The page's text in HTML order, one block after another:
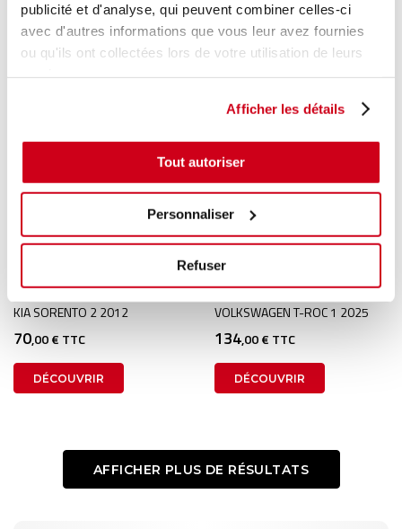
publicité et d'analyse, qui peuvent combiner celles-ci
avec d'autres informations que vous leur avez fournies
ou qu'ils ont collectées lors de votre utilisation de leurs
Afficher les détails
Tout autoriser
Personnaliser
Refuser
DÉCOUVRIR DÉCOUVRIR
Serrure de porte arrière
1 en stock
KIA SORENTO 2 2012
70,00 € TTC
DÉCOUVRIR
Serrure de porte arrière
droite
1 en stock
VOLKSWAGEN T-ROC 1 2025
134,00 € TTC
DÉCOUVRIR
AFFICHER PLUS DE RÉSULTATS